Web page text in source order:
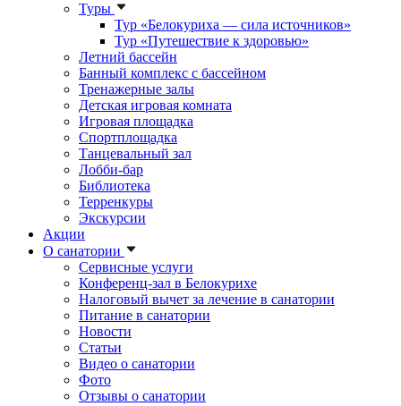
Туры
Тур «Белокуриха — сила источников»
Тур «Путешествие к здоровью»
Летний бассейн
Банный комплекс с бассейном
Тренажерные залы
Детская игровая комната
Игровая площадка
Спортплощадка
Танцевальный зал
Лобби-бар
Библиотека
Терренкуры
Экскурсии
Акции
О санатории
Сервисные услуги
Конференц-зал в Белокурихе
Налоговый вычет за лечение в санатории
Питание в санатории
Новости
Статьи
Видео о санатории
Фото
Отзывы о санатории